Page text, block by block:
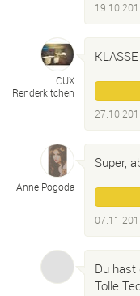
CUX
Renderkitchen
Anne Pogoda
Super,
Du hast
Tolle